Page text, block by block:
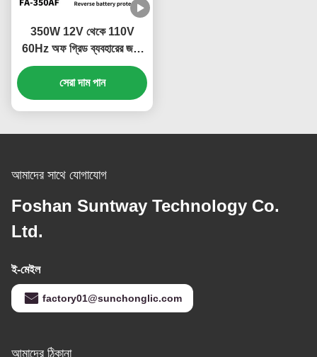
350W 12V থেকে 110V
60Hz অফ গ্রিড ব্যবহারের জন্য
সংশোধিত সাইন ওয়েভ পাওয়ার
ইনভার্টার
সেরা দাম পান
আমাদের সাথে যোগাযোগ
Foshan Suntway Technology Co.
Ltd.
ই-মেইল
factory01@sunchonglic.com
আমাদের ঠিকানা